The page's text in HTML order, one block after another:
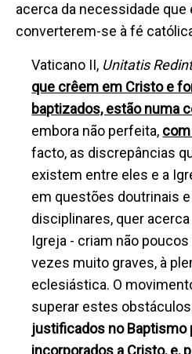
acerca da necessidade
converterem-se à fé
Vaticano II, Unitatis
que crêem em Cristo e
baptizados, estão numa
embora não perfeita,
facto, as discrepâncias
existem entre eles e a
em questões doutrinais
disciplinares, quer
Igreja - criam não
vezes muito graves, à
eclesiástica. O
superar estes
justificados no Baptismo